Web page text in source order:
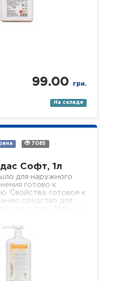
99.00 грн.
На складе
7085
Софт, 1л
для наружного
готово к
Свойства: готовое к
средство для